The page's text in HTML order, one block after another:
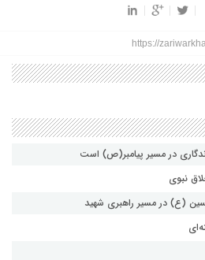
https://
در مسیر پیامبر(ص) است
نبوی
(ع) در مسیر راهبری شهید